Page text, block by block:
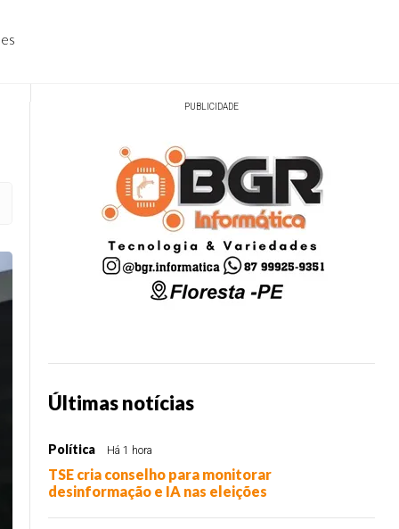
PUBLICIDADE
Últimas notícias
Política Há 1 hora
TSE cria conselho para monitorar
desinformação e IA nas eleições